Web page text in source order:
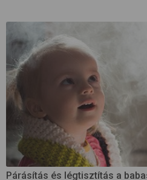
Párásítás és légtisztítás a